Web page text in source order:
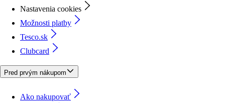
Nastavenia cookies
Možnosti platby
Tesco.sk
Clubcard
Pred prvým nákupom
Ako nakupovať